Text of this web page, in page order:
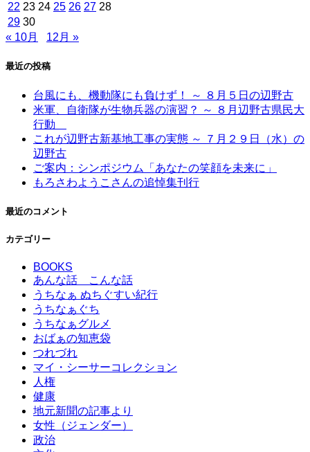
22 23 24 25 26 27 28
29 30
« 10月
12月 »
最近の投稿
台風にも、機動隊にも負けず！ ～ ８月５日の辺野古
米軍、自衛隊が生物兵器の演習？ ～ ８月辺野古県民大
行動
これが辺野古新基地工事の実態 ～ ７月２９日（水）の
辺野古
ご案内：シンポジウム「あなたの笑顔を未来に」
もろさわようこさんの追悼集刊行
最近のコメント
カテゴリー
BOOKS
あんな話 こんな話
うちなぁ ぬちぐすい紀行
うちなぁぐち
うちなぁグルメ
おばぁの知恵袋
つれづれ
マイ・シーサーコレクション
人権
健康
地元新聞の記事より
女性（ジェンダー）
政治